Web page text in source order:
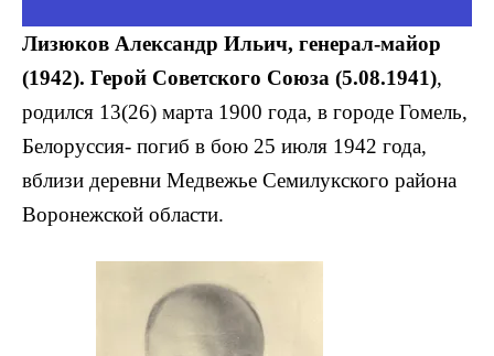
Лизюков Александр Ильич, генерал-майор
(1942). Герой Советского Союза (5.08.1941),
родился 13(26) марта 1900 года, в городе Гомель,
Белоруссия- погиб в бою 25 июля 1942 года,
вблизи деревни Медвежье Семилукского района
Воронежской области.